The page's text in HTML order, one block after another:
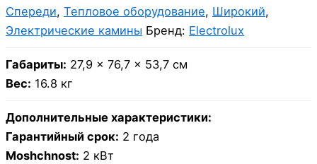
Спереди, Тепловое оборудование, Широкий,
Электрические камины Бренд: Electrolux
Габариты: 27,9 × 76,7 × 53,7 см
Вес: 16.8 кг
Дополнительные характеристики:
Гарантийный срок: 2 года
Moshchnost: 2 кВт